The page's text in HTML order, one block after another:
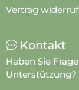
Vertrag
Kontakt
Haben Sie
Unterstützung?